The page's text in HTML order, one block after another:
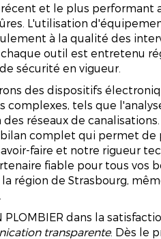
et le plus performant
L'utilisation
à la qualité des
outil est entretenu
sécurité en vigueur.
des dispositifs
tels que
réseaux de
complet qui permet de
faire et notre rigueur
fiable pour tous vos
région de Strasbourg,
PLOMBIER dans la
transparente. Dès le